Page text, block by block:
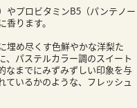
やプロビタミンB5（パンテノー
ります。
埋め尽くす色鮮やかな洋梨た
、パステルカラー調のスイート
なまでにみずみずしい印象を与
ているかのような、フレッシュ